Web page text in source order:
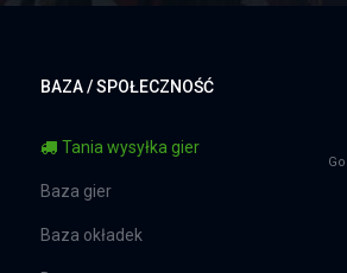
BAZA / SPOŁECZNOŚĆ
Tania wysyłka gier
Baza gier
Baza okładek